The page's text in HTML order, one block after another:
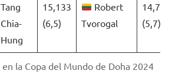
Tang
Chia-
Hung
15,133
(6,5)
Robert
Tvorogal
14,700
(5,7)
en la Copa del Mundo de Doha 2024